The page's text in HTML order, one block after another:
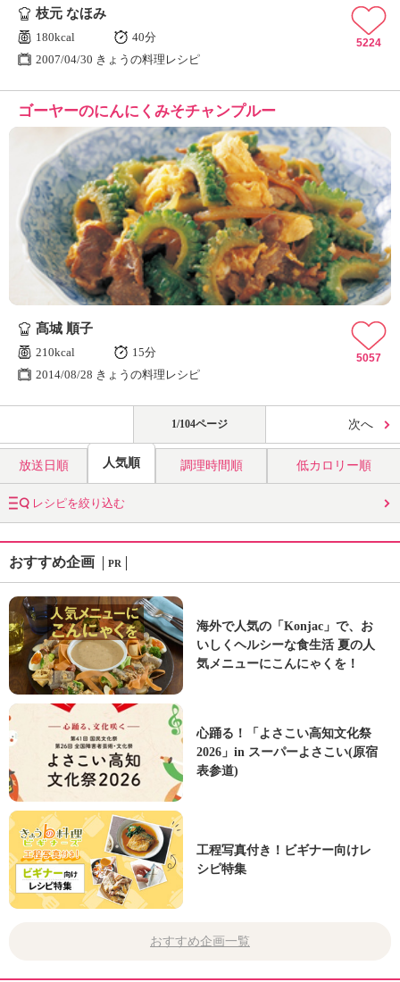
枝元 なほみ
180kcal
40分
2007/04/30 きょうの料理レシピ
5224
ゴーヤーのにんにくみそチャンプルー
髙城 順子
210kcal
15分
2014/08/28 きょうの料理レシピ
5057
1/104ページ 次へ
放送日順 人気順 調理時間順 低カロリー順
レシピを絞り込む
おすすめ企画 PR
海外で人気の「Konjac」で、お
いしくヘルシーな食生活 夏の人
気メニューにこんにゃくを！
心踊る！「よさこい高知文化祭
2026」in スーパーよさこい(原宿
表参道)
工程写真付き！ビギナー向けレ
シピ特集
おすすめ企画一覧